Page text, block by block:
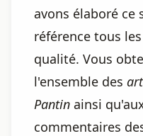
avons élaboré
référence tous
qualité. Vous
l'ensemble des
Pantin ainsi
commentaires